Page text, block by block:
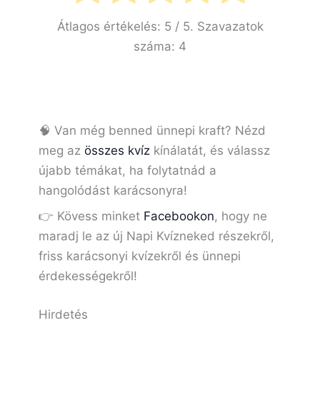
Átlagos értékelés: 5 / 5. Szavazatok
száma: 4
🧠 Van még benned ünnepi kraft? Nézd
meg az összes kvíz kínálatát, és válassz
újabb témákat, ha folytatnád a
hangolódást karácsonyra!
👉 Kövess minket Facebookon, hogy ne
maradj le az új Napi Kvízneked részekről,
friss karácsonyi kvízekről és ünnepi
érdekességekről!
Hirdetés